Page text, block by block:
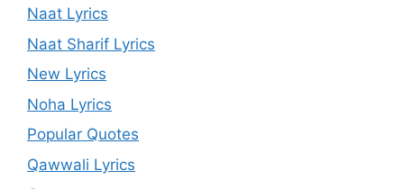
Naat Lyrics
Naat Sharif Lyrics
New Lyrics
Noha Lyrics
Popular Quotes
Qawwali Lyrics